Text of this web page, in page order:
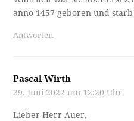
anno 1457 geboren und starb
Antworten
Pascal Wirth
29. Juni 2022 um 12:20 Uhr
Lieber Herr Auer,